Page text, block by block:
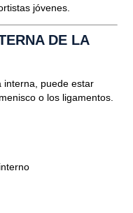
jóvenes.
DE LA
interna, puede estar
o los ligamentos.